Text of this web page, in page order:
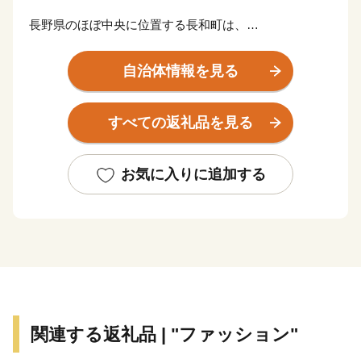
長野県のほぼ中央に位置する長和町は、
黒耀石のふるさととして、長和町には古代から人々が暮
らしてきました。
場町として栄えた歴史があり、長久保宿、和田宿の２つ
の宿場が当時の面影を残しています。
た湧き水となります。
自治体情報を見る
すべての返礼品を見る
お気に入りに追加する
関連する返礼品 | "ファッション"